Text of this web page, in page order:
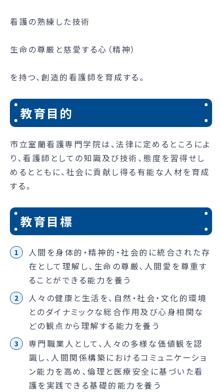
看護の熟練した技術
生命の尊厳と慈愛する心（精神）
を持つ、創造的看護師を育成する。
教育目的
市立室蘭看護専門学院は、法律に定めるところによ
り、看護師としての知識及び技術、態度を習得せし
めるとともに、社会に貢献し得る有能な人材を育成
する。
教育目標
人間を身体的・精神的・社会的に統合された存
在として理解し、生命の尊厳、人間愛を尊重す
ることができる能力を養う
人々の健康と生活を、自然・社会・文化的環境
とのダイナミックな総合作用及び心身相関な
どの観点から理解する能力を養う
専門職業人として、人々の多様な価値観を認
識し、人間関係構築におけるコミュニケーショ
ン能力を高め、倫理と医療安全に基づいた看
護を実践できる基礎的能力を養う